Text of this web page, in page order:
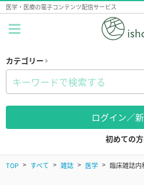
医学・医療の電子コンテンツ配信サービス
カテゴリー
ログイン／
初めての
TOP すべて 雑誌 医学 臨床雑誌